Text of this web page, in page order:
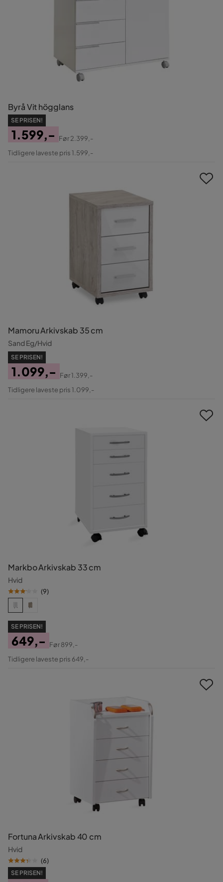
Byrå Vit högglans
SE PRISEN!
Pris
1.599,-
Original
Før2.399,-
Tidligere laveste pris 1.599,-
Mamoru Arkivskab 35 cm
Sand Eg/Hvid
SE PRISEN!
Pris
1.099,-
Original
Før1.399,-
Tidligere laveste pris 1.099,-
Markbo Arkivskab 33 cm
Hvid
(9)
SE PRISEN!
Pris
649,-
Original
Før899,-
Tidligere laveste pris 649,-
Fortuna Arkivskab 40 cm
Hvid
(6)
SE PRISEN!